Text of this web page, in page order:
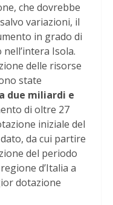
che dovrebbe
variazioni, il
in grado di
Isola.
delle risorse
state
due miliardi e
di oltre 27
iniziale del
dato, da cui partire
del periodo
d’Italia a
dotazione